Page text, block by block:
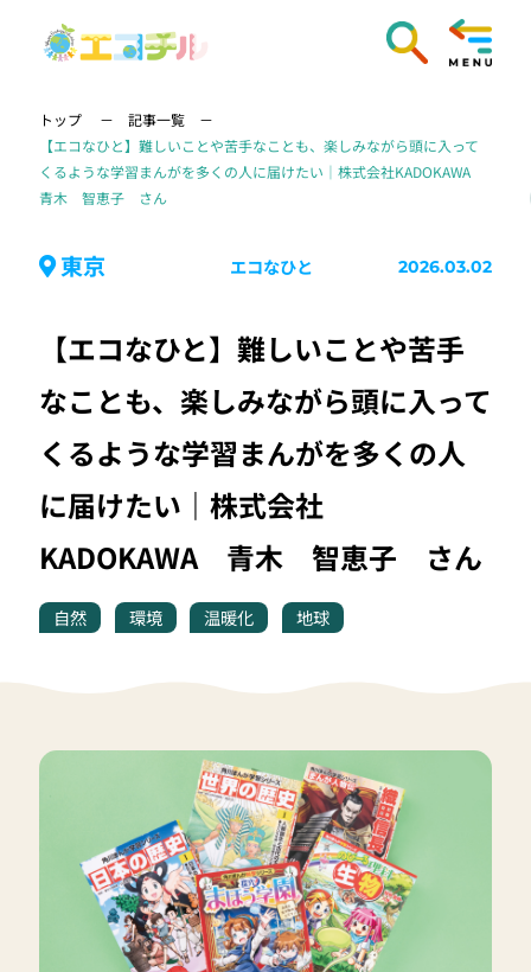
トップ
記事一覧
【エコなひと】難しいことや苦手なことも、楽しみながら頭に入って
くるような学習まんがを多くの人に届けたい｜株式会社KADOKAWA
青木 智恵子 さん
東京 エコなひと 2026.03.02
【エコなひと】難しいことや苦手
なことも、楽しみながら頭に入って
くるような学習まんがを多くの人
に届けたい｜株式会社
KADOKAWA 青木 智恵子 さん
自然 環境 温暖化 地球